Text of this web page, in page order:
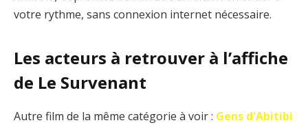
votre rythme, sans connexion internet nécessaire.
Les acteurs à retrouver à l’affiche
de Le Survenant
Autre film de la même catégorie à voir : Gens d'Abitibi